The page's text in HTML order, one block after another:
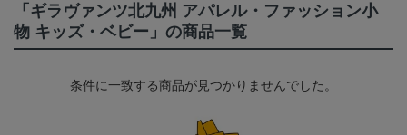
「ギラヴァンツ北九州 アパレル・ファッション小
物 キッズ・ベビー」の商品一覧
条件に一致する商品が見つかりませんでした。